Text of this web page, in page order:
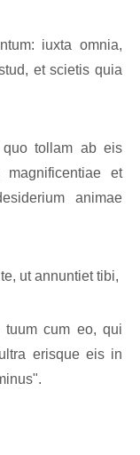
iuxta omnia,
et scietis quia
tollam ab eis
magnificentiae et
animae
ut annuntiet tibi,
cum eo, qui
erisque eis in